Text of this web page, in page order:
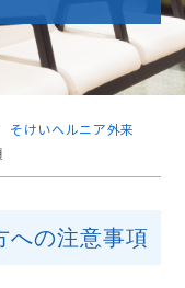
そけいヘルニア外来
への注意事項